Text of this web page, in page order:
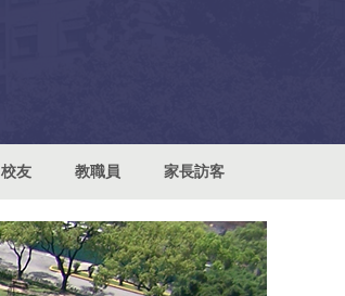
校友 教職員 家長訪客